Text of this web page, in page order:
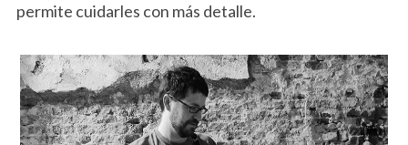
permite cuidarles con más detalle.